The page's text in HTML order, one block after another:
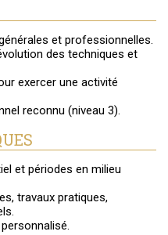
et professionnelles.
des techniques et
exercer une activité
reconnu (niveau 3).
et périodes en milieu
travaux pratiques,